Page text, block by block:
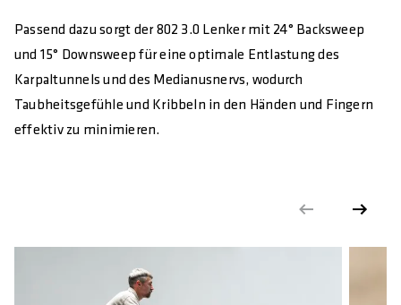
Passend dazu sorgt der 802 3.0 Lenker mit 24° Backsweep
und 15° Downsweep für eine optimale Entlastung des
Karpaltunnels und des Medianusnervs, wodurch
Taubheitsgefühle und Kribbeln in den Händen und Fingern
effektiv zu minimieren.